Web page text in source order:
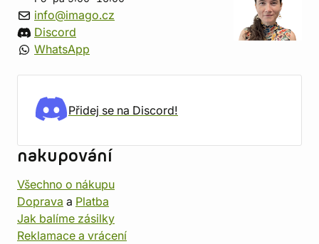
info@imago.cz
Discord
WhatsApp
Přidej se na Discord!
nakupování
Všechno o nákupu
Doprava a Platba
Jak balíme zásilky
Reklamace a vrácení